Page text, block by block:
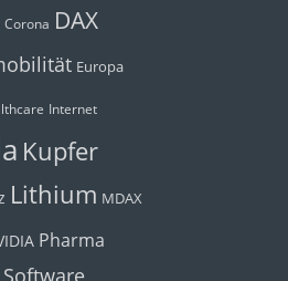
Corona DAX
Europa
Internet
Kupfer
Lithium MDAX
Pharma
Software